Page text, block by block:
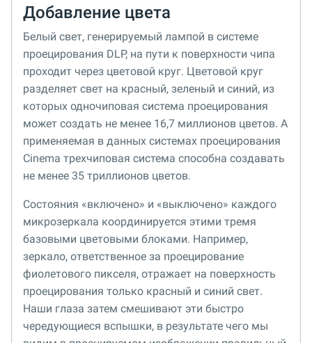
Добавление цвета
Белый свет, генерируемый лампой в системе
проецирования DLP, на пути к поверхности чипа
проходит через цветовой круг. Цветовой круг
разделяет свет на красный, зеленый и синий, из
которых одночиповая система проецирования
может создать не менее 16,7 миллионов цветов. А
применяемая в данных системах проецирования
Cinema трехчиповая система способна создавать
не менее 35 триллионов цветов.
Состояния «включено» и «выключено» каждого
микрозеркала координируется этими тремя
базовыми цветовыми блоками. Например,
зеркало, ответственное за проецирование
фиолетового пикселя, отражает на поверхность
проецирования только красный и синий свет.
Наши глаза затем смешивают эти быстро
чередующиеся вспышки, в результате чего мы